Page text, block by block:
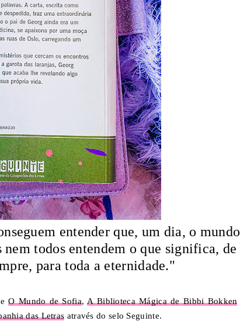
entender que, um dia, o mundo
todos entendem o que significa, de
para toda a eternidade."
O Mundo de Sofia,A Biblioteca Mágica de Bibbi Bokken
das Letras através do selo Seguinte.